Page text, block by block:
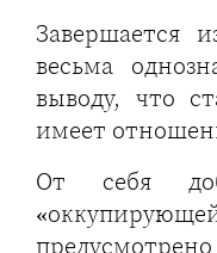
Завершается
весьма
выводу, что
имеет
От себя